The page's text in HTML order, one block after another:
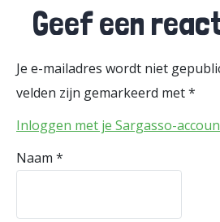
Geef een
Je e-mailadres wordt niet
velden zijn gemarkeerd met*
Inloggen met je Sargasso-
Naam *